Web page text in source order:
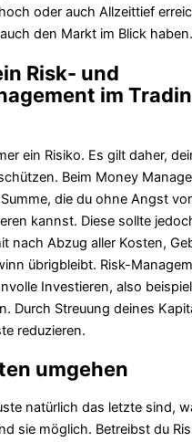
oder auch Allzeittief
den Markt im Blick haben.
Risk- und
im
ein Risiko. Es gilt daher,
Beim Money
die du ohne Angst vor
kannst. Diese sollte
nach Abzug aller Kosten,
übrigbleibt. Risk-
Investieren, also
Durch Streuung deines
reduzieren.
umgehen
natürlich das letzte sind,
sie möglich. Betreibst du